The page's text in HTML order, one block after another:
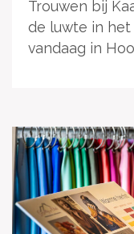
Trouwen bij
de luwte in het
vandaag in